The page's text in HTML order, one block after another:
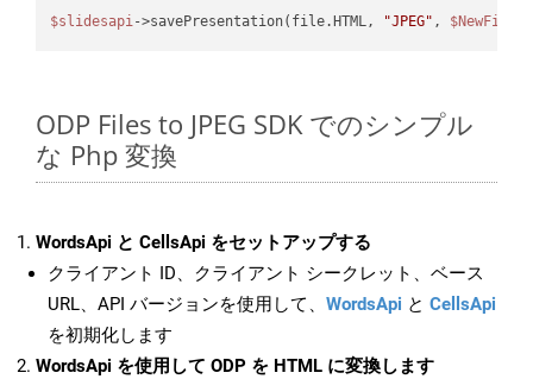
$slidesapi->savePresentation(file.HTML, "JPEG" , $NewFile
ODP Files to JPEG SDK でのシンプル
な Php 変換
WordsApi と CellsApi をセットアップする
クライアント ID、クライアント シークレット、ベース
URL、API バージョンを使用して、 WordsApi と CellsApi
を初期化します
WordsApi を使用して ODP を HTML に変換します